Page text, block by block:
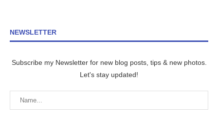
NEWSLETTER
Subscribe my Newsletter for new blog posts, tips & new photos.
Let's stay updated!